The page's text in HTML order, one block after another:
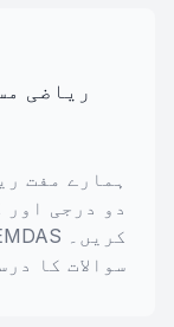
ریاضی
ہمارے مفت
دو درجی
سوالات کا